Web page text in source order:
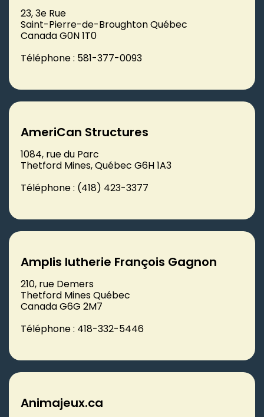
23, 3e Rue
Saint-Pierre-de-Broughton Québec
Canada G0N 1T0
Téléphone : 581-377-0093
AmeriCan Structures
1084, rue du Parc
Thetford Mines, Québec G6H 1A3
Téléphone : (418) 423-3377
Amplis lutherie François Gagnon
210, rue Demers
Thetford Mines Québec
Canada G6G 2M7
Téléphone : 418-332-5446
Animajeux.ca